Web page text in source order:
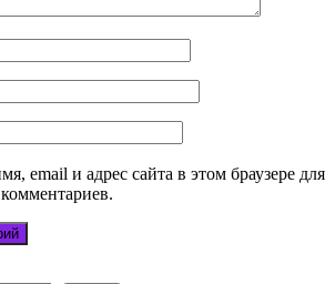
email и адрес сайта в этом браузере для